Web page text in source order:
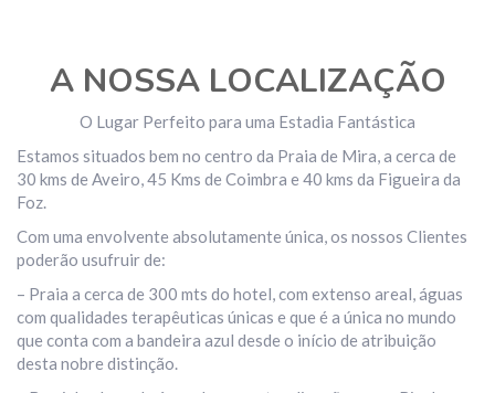
A NOSSA LOCALIZAÇÃO
O Lugar Perfeito para uma Estadia Fantástica
Estamos situados bem no centro da Praia de Mira, a cerca de
30 kms de Aveiro, 45 Kms de Coimbra e 40 kms da Figueira da
Foz.
Com uma envolvente absolutamente única, os nossos Clientes
poderão usufruir de:
– Praia a cerca de 300 mts do hotel, com extenso areal, águas
com qualidades terapêuticas únicas e que é a única no mundo
que conta com a bandeira azul desde o início de atribuição
desta nobre distinção.